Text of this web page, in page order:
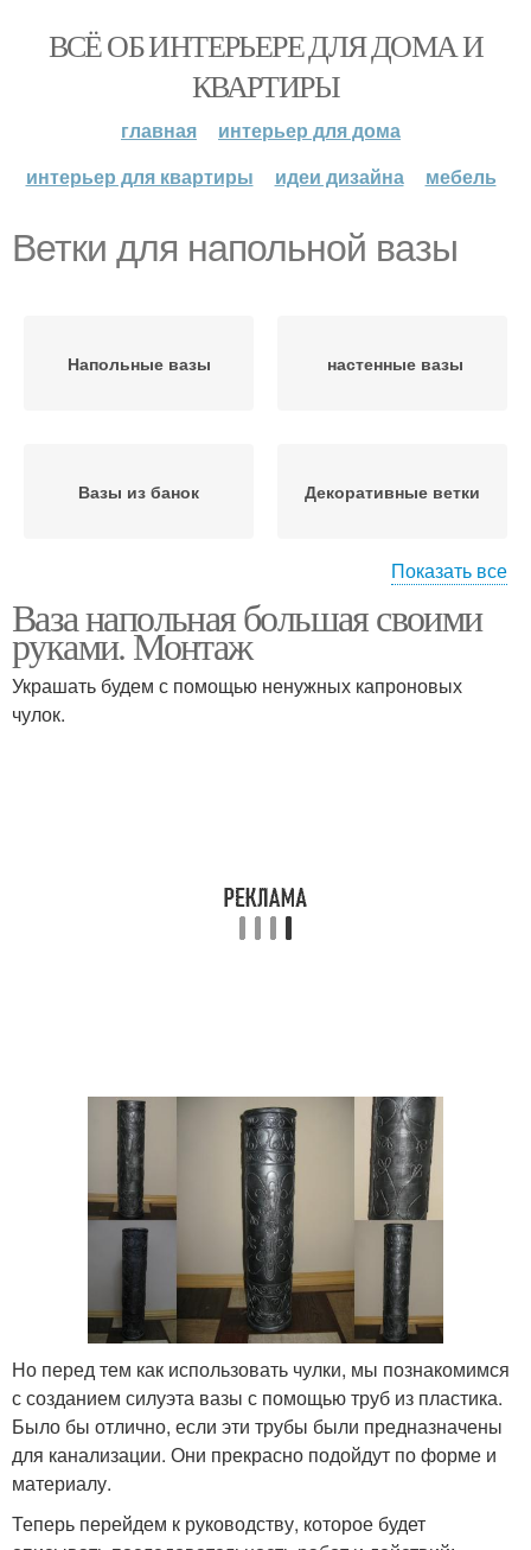
ВСЁ ОБ ИНТЕРЬЕРЕ ДЛЯ ДОМА И
КВАРТИРЫ
главная
интерьер для дома
интерьер для квартиры
идеи дизайна мебель
Ветки для напольной вазы
Напольные вазы настенные вазы
Вазы из банок Декоративные ветки
веток
Напольная ваза
Вазы из пластиковых
труб
Ваза из трубы
Ваза из пластиковых
бутылок
Стильные вазы
Вазы из пластиковых
бутылок
Ваза в стиле
Показать все
Ваза напольная большая своими
руками. Монтаж
Украшать будем с помощью ненужных капроновых
чулок.
Но перед тем как использовать чулки, мы познакомимся
с созданием силуэта вазы с помощью труб из пластика.
Было бы отлично, если эти трубы были предназначены
для канализации. Они прекрасно подойдут по форме и
материалу.
Теперь перейдем к руководству, которое будет